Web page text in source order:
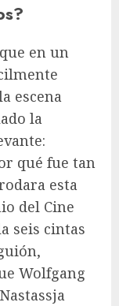
en un
escena
la
qué fue tan
esta
del Cine
seis cintas
Wolfgang